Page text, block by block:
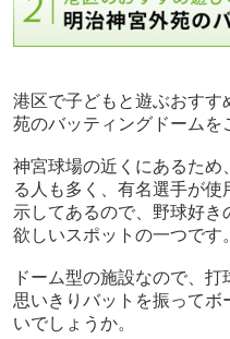
港区で子どもと遊ぶおす
苑のバッティングドームを
神宮球場の近くにあるた
る人も多く、有名選手が
示してあるので、野球好き
欲しいスポットの一つです。
ドーム型の施設なので、
思いきりバットを振って
いでしょうか。